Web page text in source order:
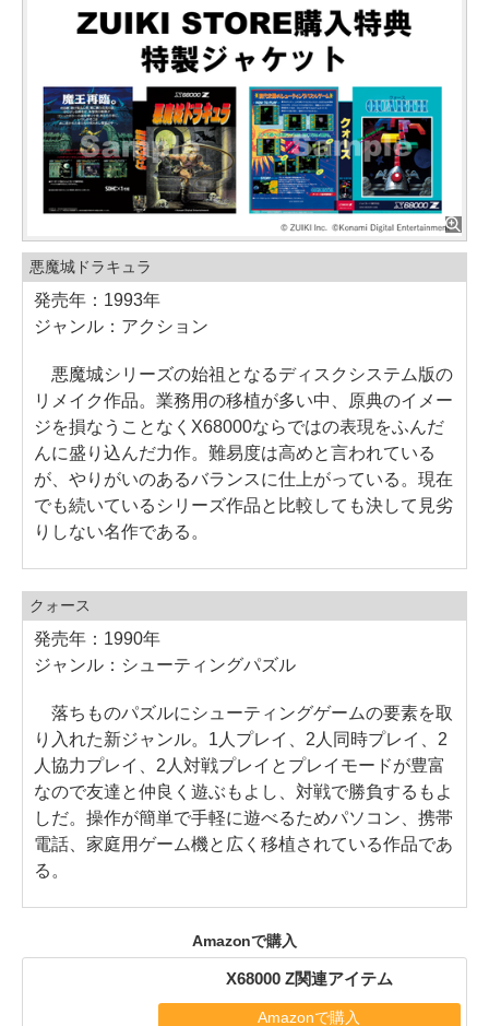
悪魔城ドラキュラ
発売年：1993年
ジャンル：アクション
悪魔城シリーズの始祖となるディスクシステム版の
リメイク作品。業務用の移植が多い中、原典のイメー
ジを損なうことなくX68000ならではの表現をふんだ
んに盛り込んだ力作。難易度は高めと言われている
が、やりがいのあるバランスに仕上がっている。現在
でも続いているシリーズ作品と比較しても決して見劣
りしない名作である。
クォース
発売年：1990年
ジャンル：シューティングパズル
落ちものパズルにシューティングゲームの要素を取
り入れた新ジャンル。1人プレイ、2人同時プレイ、2
人協力プレイ、2人対戦プレイとプレイモードが豊富
なので友達と仲良く遊ぶもよし、対戦で勝負するもよ
しだ。操作が簡単で手軽に遊べるためパソコン、携帯
電話、家庭用ゲーム機と広く移植されている作品であ
る。
Amazonで購入
X68000 Z関連アイテム
Amazonで購入